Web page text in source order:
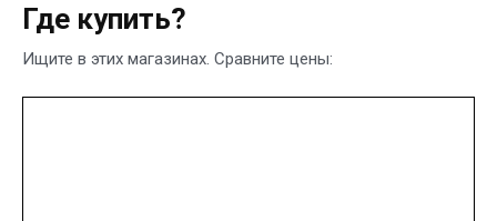
Где купить?
Ищите в этих магазинах. Сравните цены: